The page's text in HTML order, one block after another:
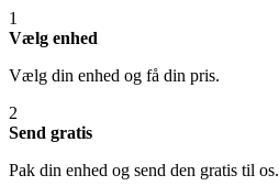
1
Vælg enhed
Vælg din enhed og få din pris.
2
Send gratis
Pak din enhed og send den gratis til os.